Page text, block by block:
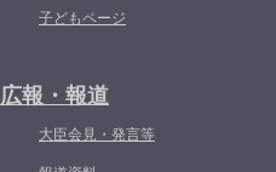
子どもページ
広報・報道
大臣会見・発言等